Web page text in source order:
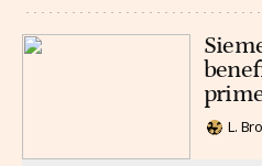
L.